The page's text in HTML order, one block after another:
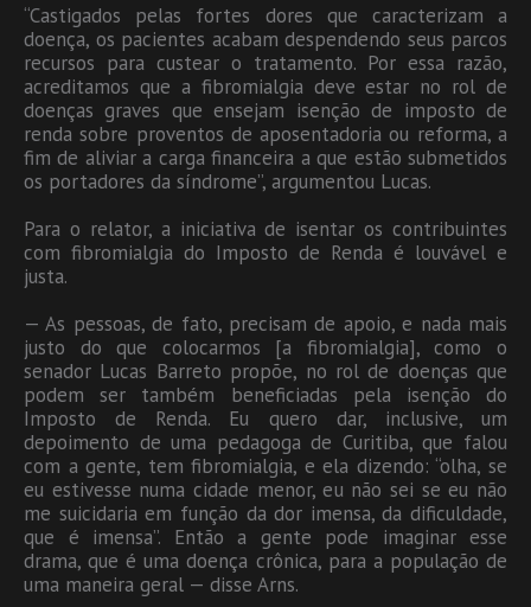
“Castigados pelas fortes dores que caracterizam a
doença, os pacientes acabam despendendo seus parcos
recursos para custear o tratamento. Por essa razão,
acreditamos que a fibromialgia deve estar no rol de
doenças graves que ensejam isenção de imposto de
renda sobre proventos de aposentadoria ou reforma, a
fim de aliviar a carga financeira a que estão submetidos
os portadores da síndrome”, argumentou Lucas.
Para o relator, a iniciativa de isentar os contribuintes
com fibromialgia do Imposto de Renda é louvável e
justa.
— As pessoas, de fato, precisam de apoio, e nada mais
justo do que colocarmos [a fibromialgia], como o
senador Lucas Barreto propõe, no rol de doenças que
podem ser também beneficiadas pela isenção do
Imposto de Renda. Eu quero dar, inclusive, um
depoimento de uma pedagoga de Curitiba, que falou
com a gente, tem fibromialgia, e ela dizendo: “olha, se
eu estivesse numa cidade menor, eu não sei se eu não
me suicidaria em função da dor imensa, da dificuldade,
que é imensa”. Então a gente pode imaginar esse
drama, que é uma doença crônica, para a população de
uma maneira geral — disse Arns.